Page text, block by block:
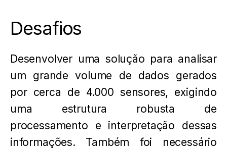
Desafios
Desenvolver uma solução para analisar
um grande volume de dados gerados
por cerca de 4.000 sensores, exigindo
uma estrutura robusta de
processamento e interpretação dessas
informações. Também foi necessário